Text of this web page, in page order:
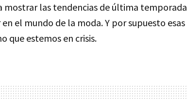
mostrar las tendencias de última temporada
el mundo de la moda. Y por supuesto esas
que estemos en crisis.